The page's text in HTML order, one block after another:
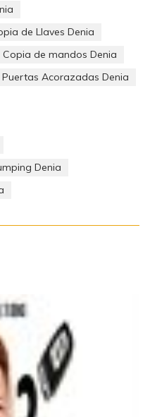
nuestro chalet
de Llaves Denia
Copia de mandos Denia
Puertas Acorazadas Denia
Denia